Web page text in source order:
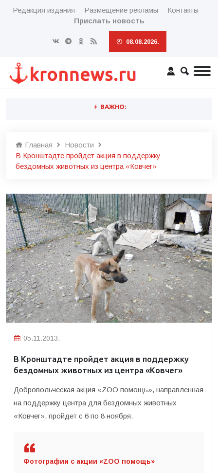
Редакция издания Размещение рекламы
Контакты
Прислать новость
08.08.2026.
ВАЖНО:
Главная
Новости
В Кронштадте пройдет акция в поддержку
бездомных животных из центра «Ковчег»
05.11.2013.
В Кронштадте пройдет акция в поддержку
бездомных животных из центра «Ковчег»
Добровольческая акция «ZOO помощь», направленная
на поддержку центра для бездомных животных
«Ковчег», пройдет с 6 по 8 ноября.
Фотографии с акции «ZOO помощь»